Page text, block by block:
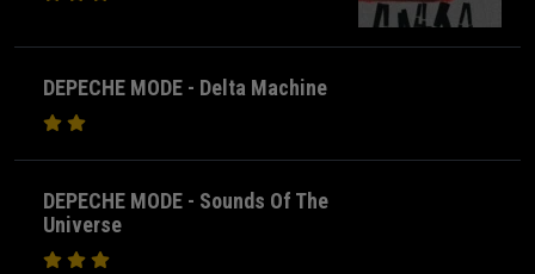
DEPECHE MODE - Delta Machine
DEPECHE MODE - Sounds Of The
Universe